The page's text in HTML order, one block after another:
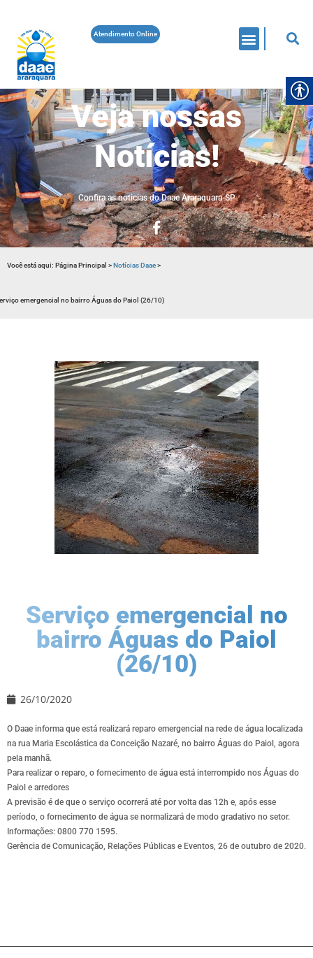
Atendimento Online
Veja nossas
Notícias!
Confira as noticias do Daae Araraquara-SP
Você está aqui: Página Principal >Notícias Daae>
emergencial no bairro Águas do Paiol (26/10)
Serviço emergencial no
bairro Águas do Paiol
(26/10)
26/10/2020
O Daae informa que está realizará reparo emergencial na rede de água localizada
na rua Maria Escolástica da Conceição Nazaré, no bairro Águas do Paiol, agora
pela manhã.
Para realizar o reparo, o fornecimento de água está interrompido nos Águas do
Paiol e arredores
A previsão é de que o serviço ocorrerá até por volta das 12h e, após esse
período, o fornecimento de água se normalizará de modo gradativo no setor.
Informações: 0800 770 1595.
Gerência de Comunicação, Relações Públicas e Eventos, 26 de outubro de 2020.